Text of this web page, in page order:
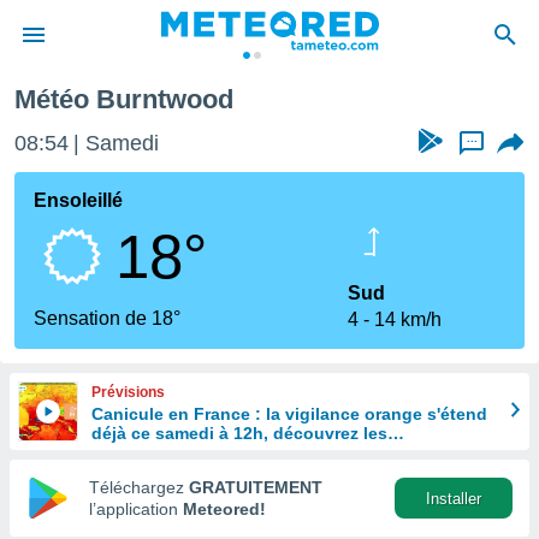
de
en
Météo Burntwood
08:54 Samedi ...
Ensoleillé
18°
Sensation de 18°
Sud
4
14 km/h
Prévisions
Canicule en France : la vigilance orange s'étend
déjà ce samedi à 12h, découvrez les
Téléchargez GRATUITEMENT
l’application Meteored!
Installer